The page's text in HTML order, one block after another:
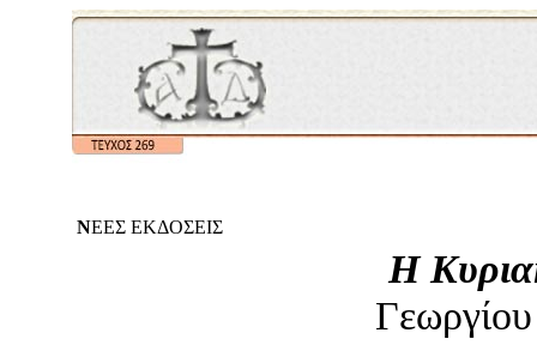
ΝΕΕΣ ΕΚΔΟΣΕΙΣ
Η